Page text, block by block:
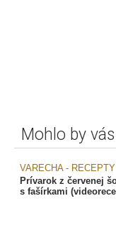
Mohlo by
VARECHA - RECEPTY
Prívarok z červenej
s fašírkami